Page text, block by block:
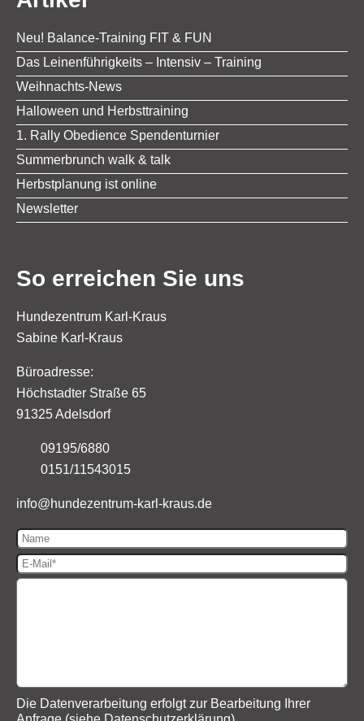
Neu! Balance-Training FIT & FUN
Das Leinenführigkeits – Intensiv – Training
Weihnachts-News
Halloween und Herbsttraining
1. Rally Obedience Spendenturnier
Summerbrunch walk & talk
Herbstplanung ist online
Newsletter
So erreichen Sie uns
Hundezentrum Karl-Kraus
Sabine Karl-Kraus
Büroadresse:
Höchstadter Straße 65
91325 Adelsdorf
09195/6880
0151/11543015
info@hundezentrum-karl-kraus.de
Die Datenverarbeitung erfolgt zur Bearbeitung Ihrer